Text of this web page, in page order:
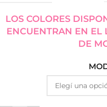
LOS COLORES
ENCUENTRAN EN EL
DE